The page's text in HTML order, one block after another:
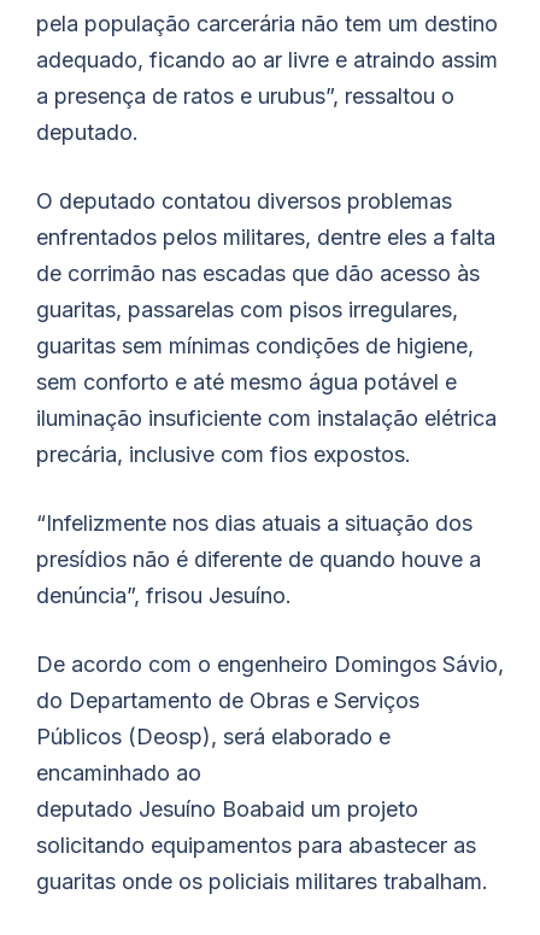
pela população carcerária não tem um destino
adequado, ficando ao ar livre e atraindo assim
a presença de ratos e urubus”, ressaltou o
deputado.
O deputado contatou diversos problemas
enfrentados pelos militares, dentre eles a falta
de corrimão nas escadas que dão acesso às
guaritas, passarelas com pisos irregulares,
guaritas sem mínimas condições de higiene,
sem conforto e até mesmo água potável e
iluminação insuficiente com instalação elétrica
precária, inclusive com fios expostos.
“Infelizmente nos dias atuais a situação dos
presídios não é diferente de quando houve a
denúncia”, frisou Jesuíno.
De acordo com o engenheiro Domingos Sávio,
do Departamento de Obras e Serviços
Públicos (Deosp), será elaborado e
encaminhado ao
deputado Jesuíno Boabaid um projeto
solicitando equipamentos para abastecer as
guaritas onde os policiais militares trabalham.